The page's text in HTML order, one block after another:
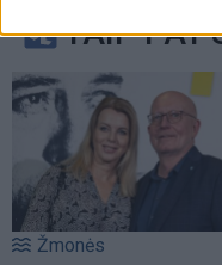
TAIP PAT
Žmonės